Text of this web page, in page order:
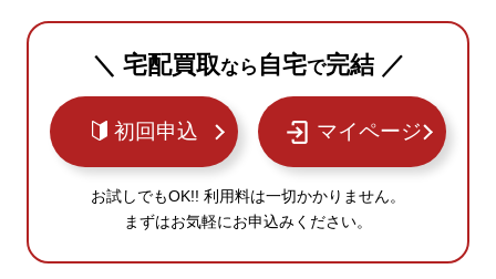
＼ 宅配買取なら 自宅で完結 ／
初回申込 マイページ
お試しでもOK!! 利用料は一切かかりません。
まずはお気軽にお申込みください。